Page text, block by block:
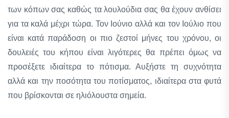
των κόπων σας καθώς τα λουλούδια σας θα έχουν ανθίσει
για τα καλά μέχρι τώρα. Τον Ιούνιο αλλά και τον Ιούλιο που
είναι κατά παράδοση οι πιο ζεστοί μήνες του χρόνου, οι
δουλειές του κήπου είναι λιγότερες θα πρέπει όμως να
προσέξετε ιδιαίτερα το πότισμα. Αυξήστε τη συχνότητα
αλλά και την ποσότητα του ποτίσματος, ιδιαίτερα στα φυτά
που βρίσκονται σε ηλιόλουστα σημεία.